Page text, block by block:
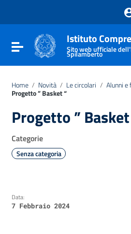
Vai al footer
Attiva / disattiva la navigazione
Istituto
Sito web ufficiale
Spilamberto
Home / Novità / Le circolari / Alunni
Progetto ” Basket “
Progetto ”
Categorie
Senza categoria
Data:
7 Febbraio 2024